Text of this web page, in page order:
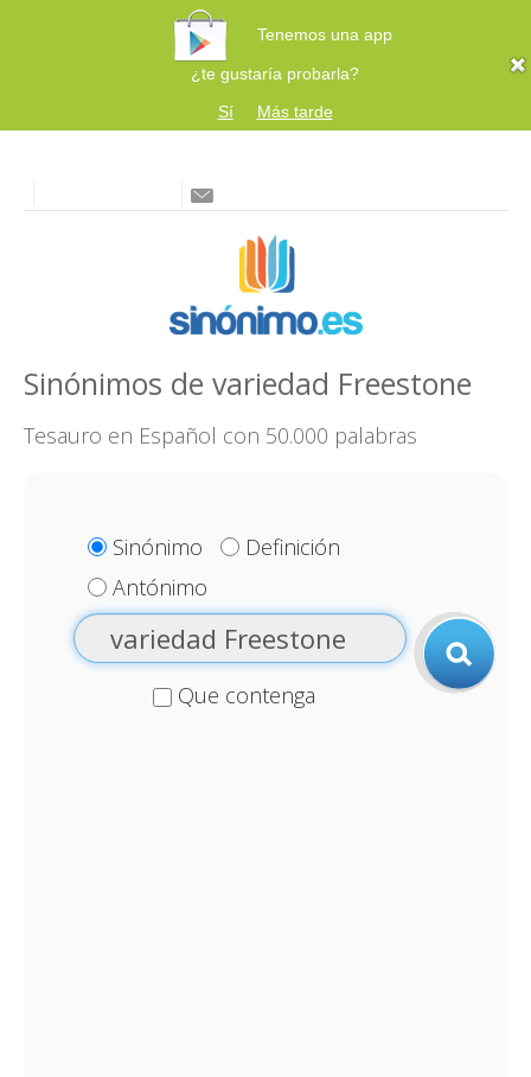
Tenemos una app
¿te gustaría probarla?
Sí
Más tarde
Sinónimos de variedad Freestone
Tesauro en Español con 50.000 palabras
Sinónimo
Definición
Antónimo
Que contenga